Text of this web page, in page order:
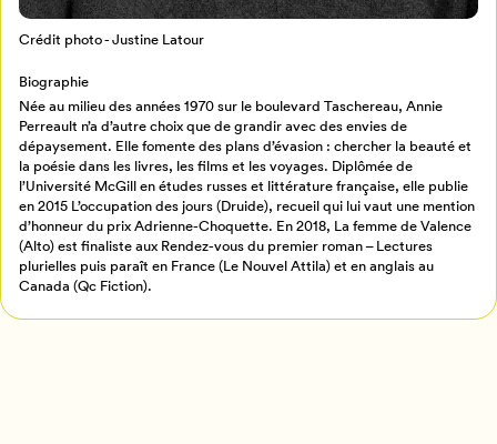
Billetterie
Retour à l’accueil
Crédit photo - Justine Latour
Biographie
Née au milieu des années 1970 sur le boulevard Taschereau, Annie
Perreault n’a d’autre choix que de grandir avec des envies de
dépaysement. Elle fomente des plans d’évasion : chercher la beauté et
la poésie dans les livres, les films et les voyages. Diplômée de
l’Université McGill en études russes et littérature française, elle publie
en 2015 L’occupation des jours (Druide), recueil qui lui vaut une mention
d’honneur du prix Adrienne-Choquette. En 2018, La femme de Valence
(Alto) est finaliste aux Rendez-vous du premier roman – Lectures
plurielles puis paraît en France (Le Nouvel Attila) et en anglais au
Canada (Qc Fiction).
Créer un profil
Annuler